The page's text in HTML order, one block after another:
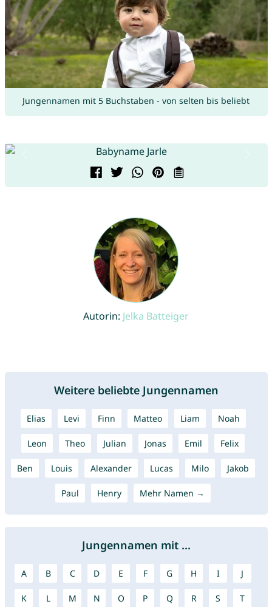
Jungennamen mit 5 Buchstaben - von selten bis beliebt
Autorin: Jelka Batteiger
Weitere beliebte Jungennamen
Elias Levi Finn Matteo Liam Noah
Leon Theo Julian Jonas Emil Felix
Ben Louis Alexander Lucas Milo Jakob
Paul Henry Mehr Namen →
Jungennamen mit ...
A B C D E F G H I J
K L M N O P Q R S T